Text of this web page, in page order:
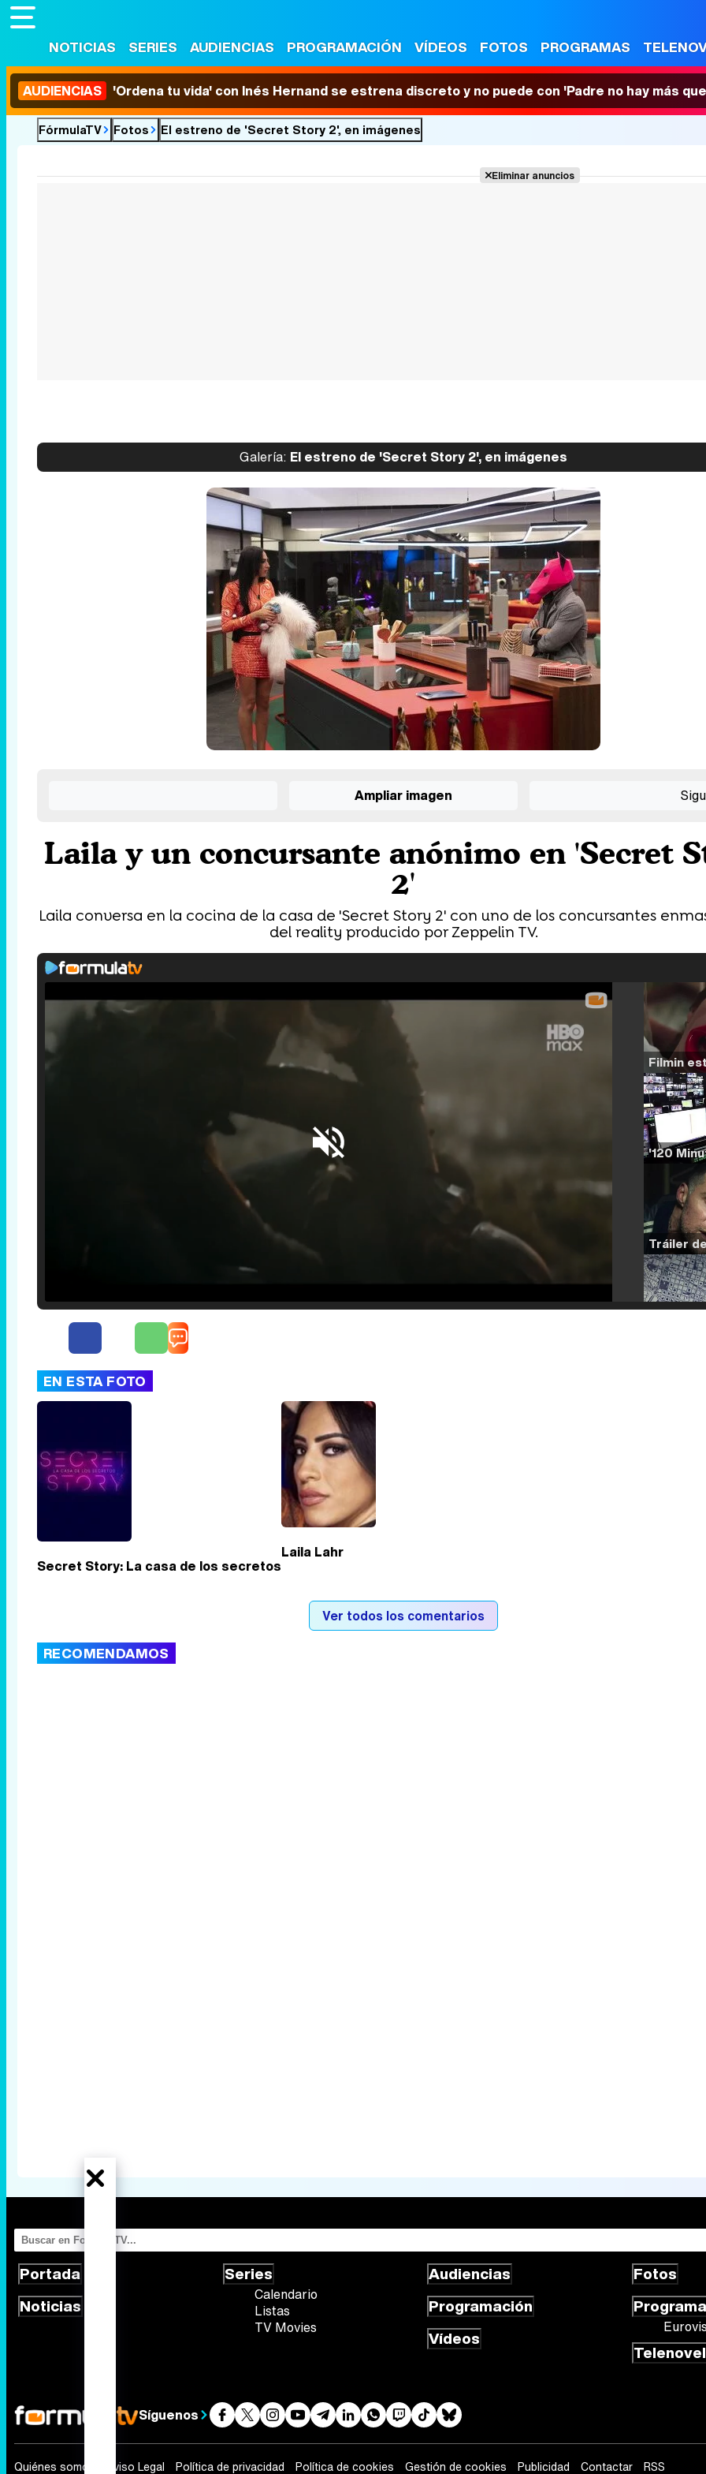
NOTICIAS SERIES AUDIENCIAS PROGRAMACIÓN VÍDEOS FOTOS PROGRAMAS
AUDIENCIAS 'Ordena tu vida' con Inés Hernand se estrena discreto y no puede con 'Padre no hay más
FórmulaTV Fotos El estreno de 'Secret Story 2', en imágenes
Eliminar anuncios
Galería: El estreno de 'Secret Story 2', en imágenes
Ampliar imagen
Laila y un concursante anónimo en 'Secret
2'
Laila conversa en la cocina de la casa de 'Secret Story 2' con uno de los concursantes
del reality producido por Zeppelin TV.
EN ESTA FOTO
Secret Story: La casa de los secretos
Laila Lahr
Ver todos los comentarios
RECOMENDAMOS
Portada
Noticias
Series
Calendario
Listas
TV Movies
Audiencias
Programación
Vídeos
Fotos
Síguenos
Quiénes somos Aviso Legal Política de privacidad Política de cookies Gestión de cookies Publicidad Contactar RSS